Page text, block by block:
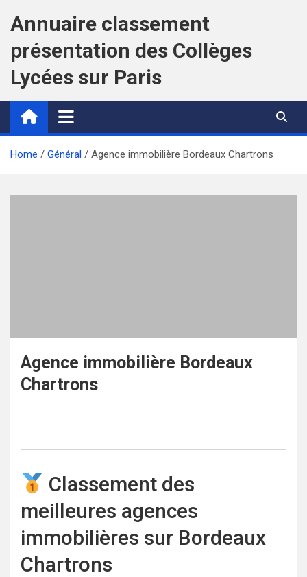
Annuaire classement
présentation des Collèges
Lycées sur Paris
Home Général Agence immobilière Bordeaux Chartrons
Agence immobilière Bordeaux
Chartrons
Classement des
meilleures agences
immobilières sur Bordeaux
Chartrons